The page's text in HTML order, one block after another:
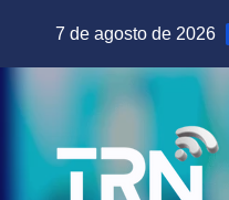
7 de agosto de 2026